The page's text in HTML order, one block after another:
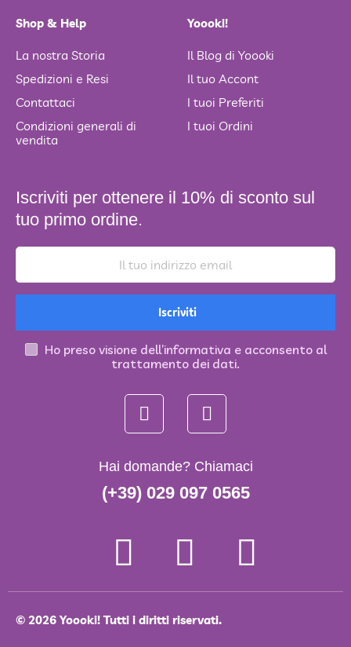
Shop & Help
La nostra Storia
Spedizioni e Resi
Contattaci
Condizioni generali di
vendita
Yoooki!
Il Blog di Yoooki
Il tuo Accont
I tuoi Preferiti
I tuoi Ordini
Iscriviti per ottenere il 10% di sconto sul
tuo primo ordine.
Iscriviti
Ho preso visione dell’informativa e acconsento al
trattamento dei dati.
Hai domande? Chiamaci
(+39) 029 097 0565
© 2026 Yoooki! Tutti i diritti riservati.